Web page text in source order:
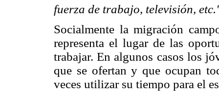
fuerza de trabajo, televisión,
Socialmente la migración
representa el lugar de las
trabajar. En algunos casos los
que se ofertan y que ocupan
veces utilizar su tiempo para el